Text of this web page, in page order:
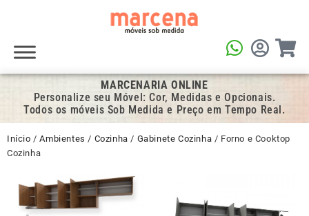
MARCENARIA ONLINE
Personalize seu Móvel: Cor, Medidas e Opcionais.
Todos os móveis Sob Medida e Preço em Tempo Real.
Início /Ambientes / Cozinha / Gabinete Cozinha / Forno e Cooktop
Cozinha